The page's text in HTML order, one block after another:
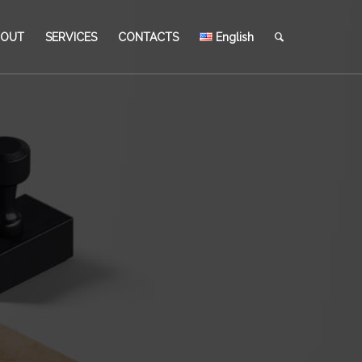
SERVICES CONTACTS English